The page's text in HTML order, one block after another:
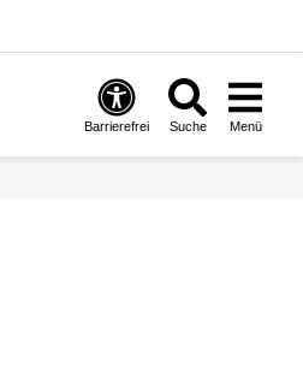
Barrierefrei Suche Menü